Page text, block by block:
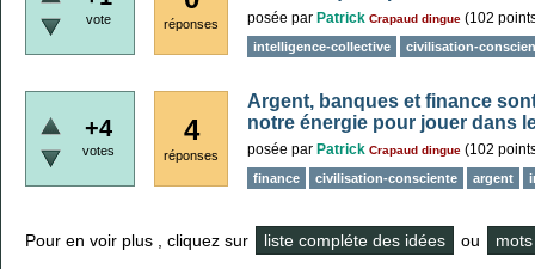
vote réponses posée par Patrick Crapaud dingue (102
intelligence-collective civilisation-
+4
votes
4
réponses
Argent, banques et finance
notre énergie pour jouer dans
posée par Patrick Crapaud dingue (102
finance civilisation-consciente argent
Pour en voir plus , cliquez sur liste compléte des idées ou